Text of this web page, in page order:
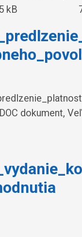
kB
dokument,